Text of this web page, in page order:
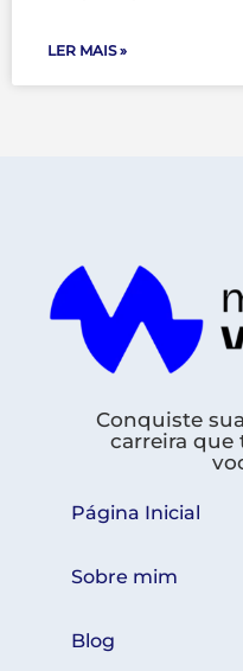
LER MAIS »
Conquiste
carreira que
Página Inicial
Sobre mim
Blog